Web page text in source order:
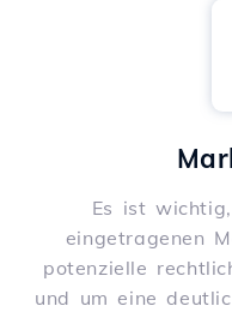
Es ist
eingetragenen
potenzielle
und um eine